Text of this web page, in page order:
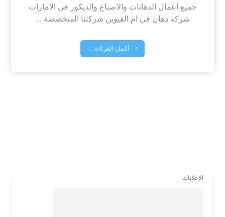
جميع أعمال الدهانات والاصباغ والديكور في الامارات
شركة دهان في ام القيوين شركتنا المتخصصة ...
أكمل القراءة ...
الإعلانات